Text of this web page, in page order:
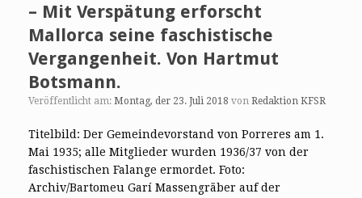
– Mit Verspätung erforscht
Mallorca seine faschistische
Vergangenheit. Von Hartmut
Botsmann.
Veröffentlicht am: Montag, der 23. Juli 2018 von Redaktion KFSR
Titelbild: Der Gemeindevorstand von Porreres am 1.
Mai 1935; alle Mitglieder wurden 1936/37 von der
faschistischen Falange ermordet. Foto:
Archiv/Bartomeu Garí Massengräber auf der